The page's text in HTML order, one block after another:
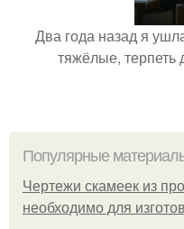
Два года назад я
тяжёлые, терпеть
Популярные
Чертежи скамеек из
необходимо для